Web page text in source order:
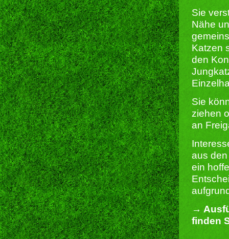
Sie
Nähe
Katzen
den
Sie
ziehen
an
aus
ein
→
finden